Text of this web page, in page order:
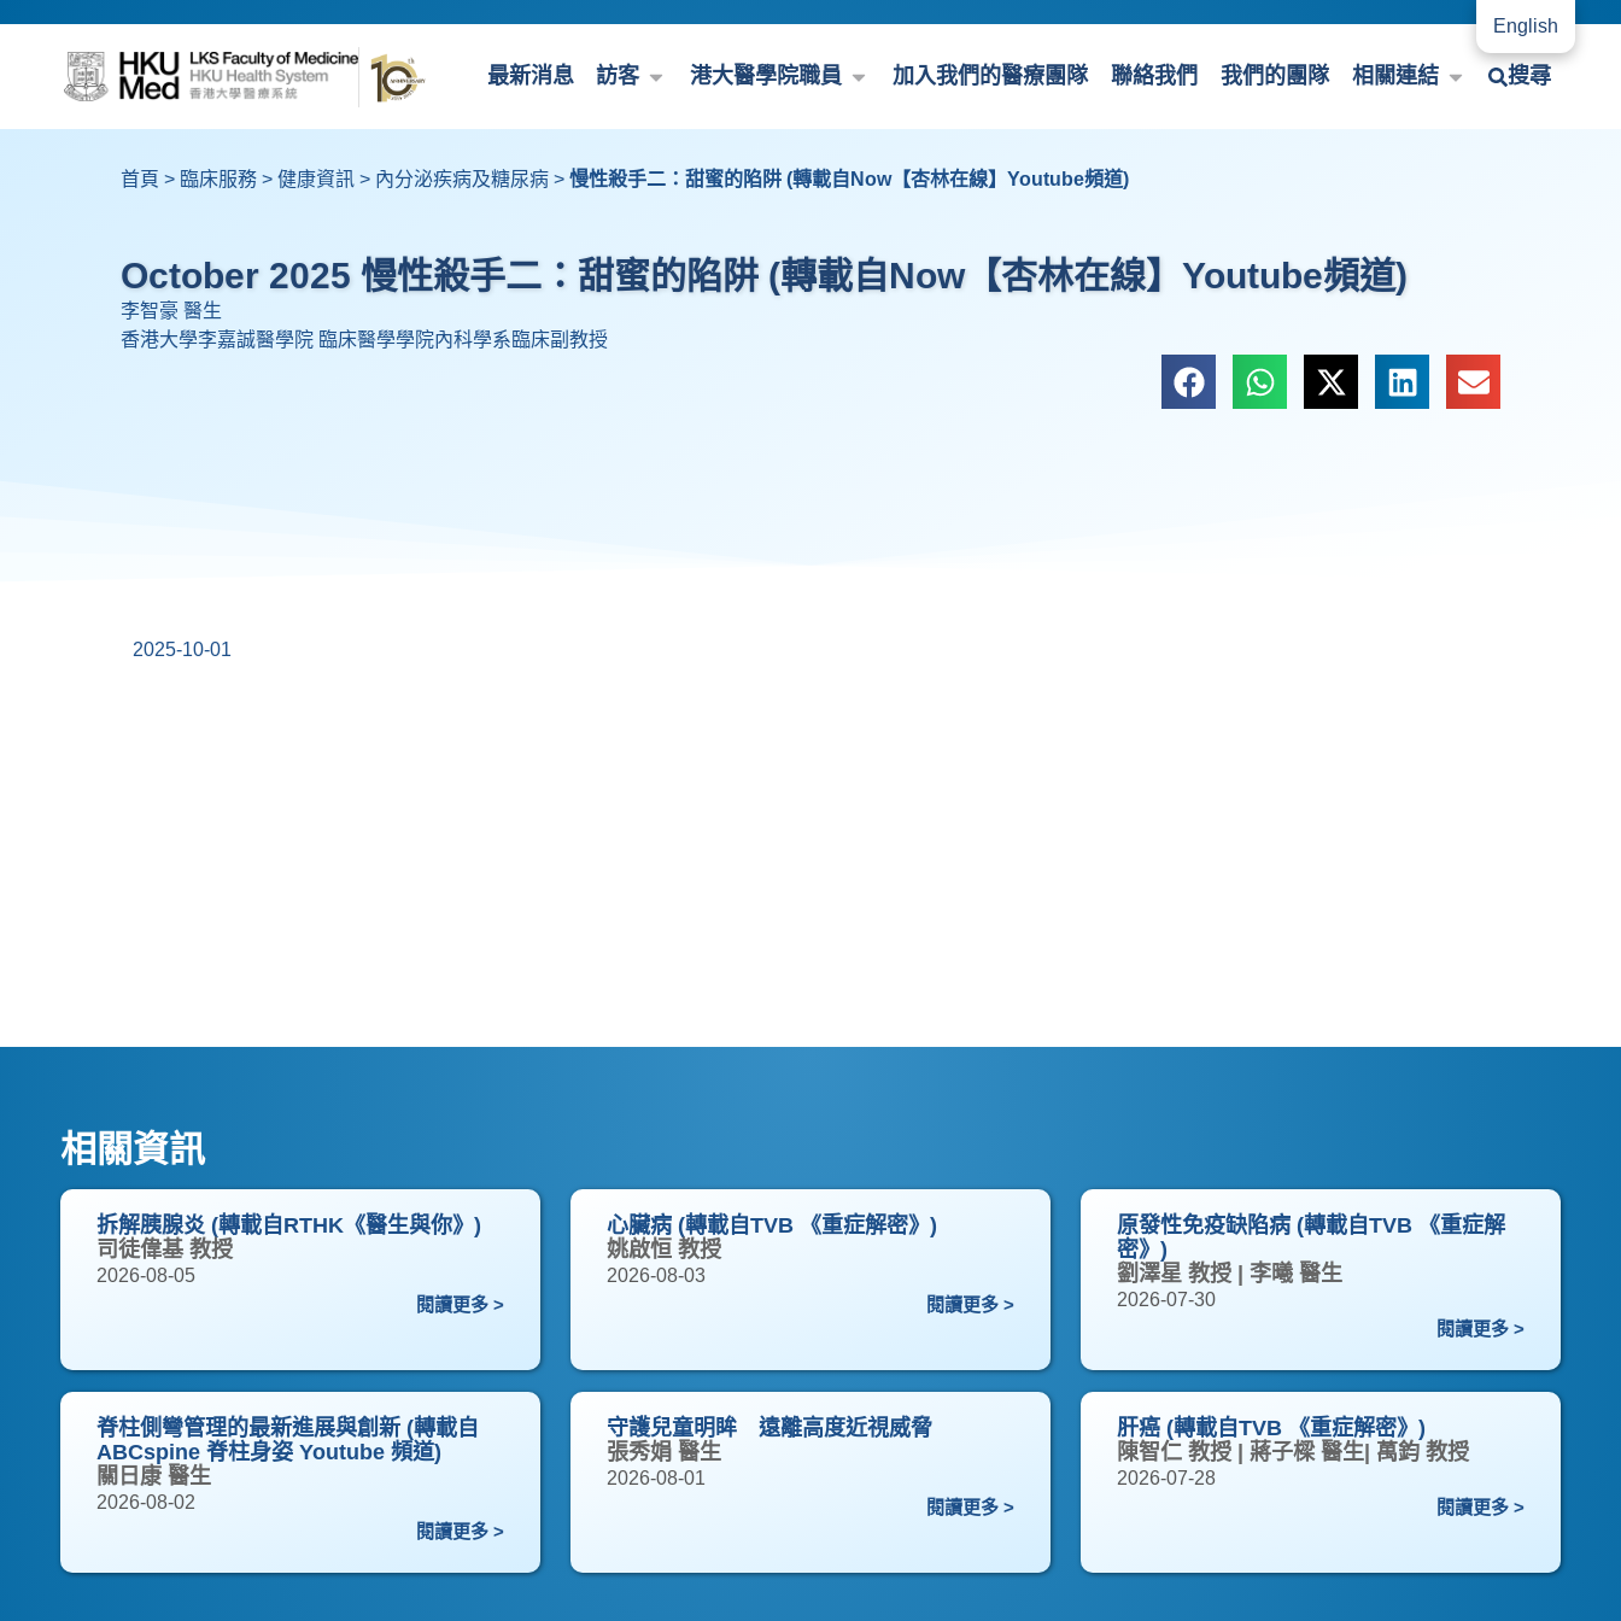
English
最新消息 訪客 港大醫學院職員 加入我們的醫療團隊 聯絡我們 我們的團隊 相關連結 搜尋
首頁 > 臨床服務 > 健康資訊 > 內分泌疾病及糖尿病 > 慢性殺手二：甜蜜的陷阱 (轉載自Now【杏林在線】Youtube頻道)
October 2025 慢性殺手二：甜蜜的陷阱 (轉載自Now【杏林在線】Youtube頻道)
李智豪 醫生
香港大學李嘉誠醫學院 臨床醫學學院內科學系臨床副教授
2025-10-01
相關資訊
拆解胰腺炎 (轉載自RTHK《醫生與你》)
司徒偉基 教授
2026-08-05
閱讀更多 >
心臟病 (轉載自TVB 《重症解密》)
姚啟恒 教授
2026-08-03
閱讀更多 >
原發性免疫缺陷病 (轉載自TVB 《重症解
密》)
劉澤星 教授 | 李曦 醫生
2026-07-30
閱讀更多 >
脊柱側彎管理的最新進展與創新 (轉載自
ABCspine 脊柱身姿 Youtube 頻道)
關日康 醫生
2026-08-02
閱讀更多 >
守護兒童明眸 遠離高度近視威脅
張秀娟 醫生
2026-08-01
閱讀更多 >
肝癌 (轉載自TVB 《重症解密》)
陳智仁 教授 | 蔣子樑 醫生| 萬鈞 教授
2026-07-28
閱讀更多 >